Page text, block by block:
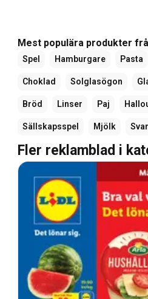
Mest populära produkter
Spel Hamburgare Pasta
Choklad Solglasögon
Bröd Linser Paj
Sällskapsspel Mjölk
Fler reklamblad i